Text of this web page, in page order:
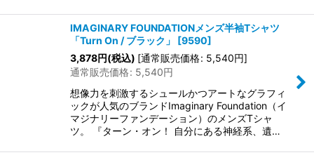
IMAGINARY FOUNDATIONメンズ半袖Tシャツ
「Turn On / ブラック」
[9590]
3,878円(税込) [通常販売価格: 5,540円]
通常販売価格: 5,540円
想像力を刺激するシュールかつアートなグラフィ
ックが人気のブランドImaginary Foundation（イ
マジナリーファンデーション）のメンズTシャ
ツ。 『ターン・オン！ 自分にある神経系、遺…